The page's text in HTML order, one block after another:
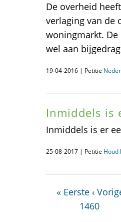
De overheid
verlaging van de
woningmarkt.
wel aan
19-04-2016 | Petitie
Inmiddels is
Inmiddels is er
25-08-2017 | Petitie Houd
« Eerste ‹
1460